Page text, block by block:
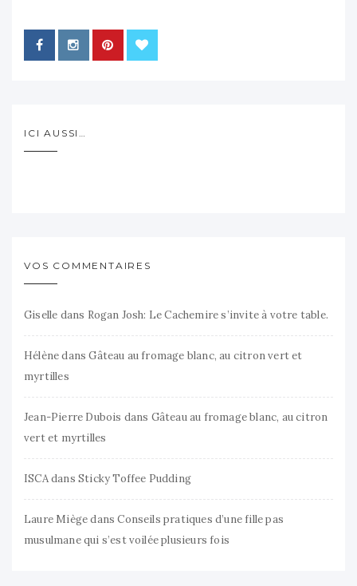
ICI AUSSI…
VOS COMMENTAIRES
Giselle dans Rogan Josh: Le Cachemire s’invite à votre table.
HélènedansGâteau au fromage blanc, au citron vert et
myrtilles
Jean-Pierre Dubois dans Gâteau au fromage blanc, au citron
vert et myrtilles
ISCAdans Sticky Toffee Pudding
Laure MiègedansConseils pratiques d’une fille pas
musulmane qui s’est voilée plusieurs fois